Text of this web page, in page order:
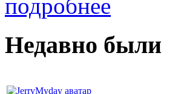
подробнее
Недавно были